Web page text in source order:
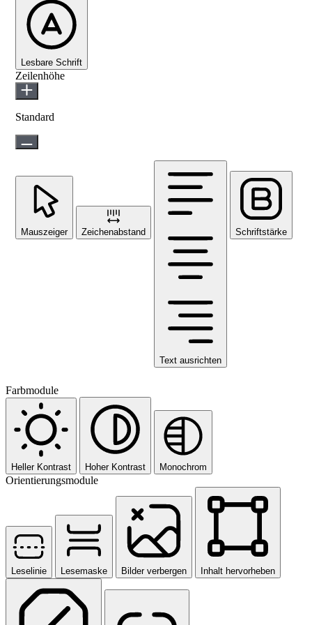
Lesbare Schrift
Zeilenhöhe
Standard
Mauszeiger Zeichenabstand
Text ausrichten
Schriftstärke
Farbmodule
Heller Kontrast Hoher Kontrast Monochrom
Orientierungsmodule
Leselinie Lesemaske Bilder verbergen Inhalt hervorheben